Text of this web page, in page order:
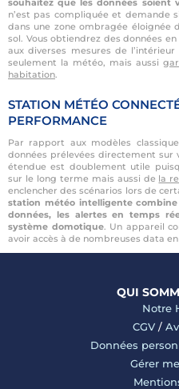
souhaitez que les données soient
n’est pas compliquée et demande
dans une zone ombragée éloignée
sol. Vous obtiendrez des données
aux diverses mesures de
seulement la météo, mais aussi
habitation.
STATION MÉTÉO
PERFORMANCE
Par rapport aux modèles
données prélevées directement
étendue est doublement utile
sur le long terme mais aussi de la
enclencher des scénarios lors de
station météo intelligente combine
données, les alertes en temps
système domotique. Un appareil
avoir accès à de nombreuses data
QUI
Notre
CGV/
Données
Gérer